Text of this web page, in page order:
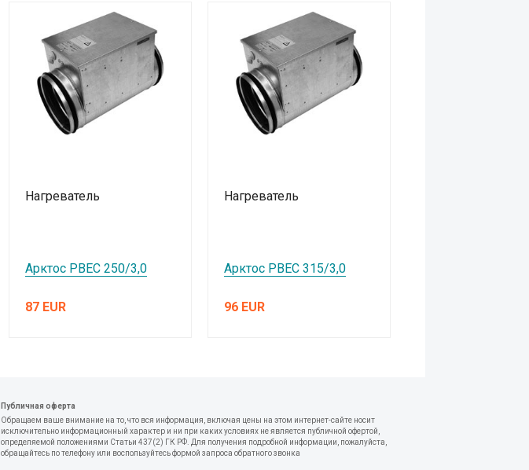
Нагреватель
Арктос РВЕС 250/3,0
87 EUR
Нагреватель
Арктос РВЕС 315/3,0
96 EUR
Публичная оферта
Обращаем ваше внимание на то, что вся информация, включая цены на этом интернет-сайте носит
исключительно информационный характер и ни при каких условиях не является публичной офертой,
определяемой положениями Статьи 437(2) ГК РФ. Для получения подробной информации, пожалуйста,
обращайтесь по телефону или воспользуйтесь формой запроса обратного звонка